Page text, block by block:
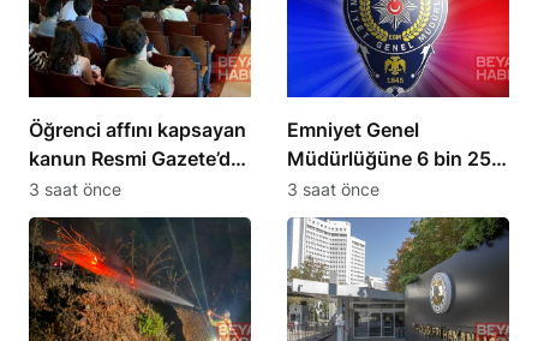
Öğrenci affını kapsayan
kanun Resmi Gazete’de
yayımlandı
3 saat önce
Emniyet Genel
Müdürlüğüne 6 bin 250
kadro ihdas edildi
3 saat önce